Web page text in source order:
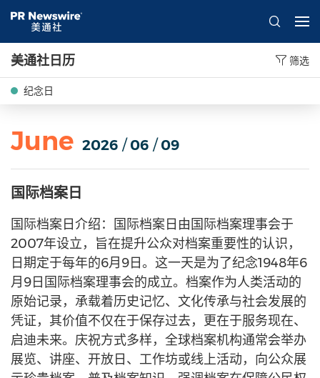
美通社日历 筛选
纪念日
June 2026 / 06 / 09
国际档案日
国际档案日介绍：国际档案日由国际档案理事会于
2007年设立，旨在提升公众对档案重要性的认识，
日期定于每年的6月9日。这一天是为了纪念1948年6
月9日国际档案理事会的成立。档案作为人类活动的
原始记录，承载着历史记忆、文化传承与社会发展的
凭证，其价值不仅在于保存过去，更在于服务现在、
启迪未来。庆祝方式多样，全球档案机构通常会举办
展览、讲座、开放日、工作坊或线上活动，向公众展